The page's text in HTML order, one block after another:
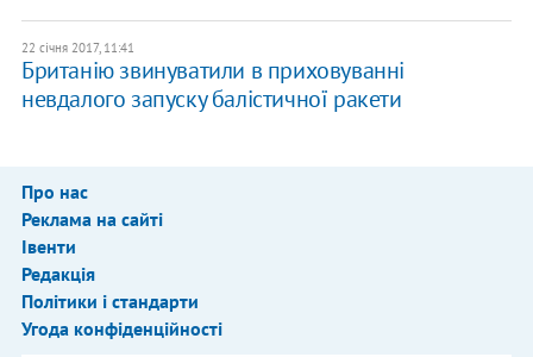
22 січня 2017, 11:41
Британію звинуватили в приховуванні
невдалого запуску балістичної ракети
Про нас
Реклама на сайті
Івенти
Редакція
Політики і стандарти
Угода конфіденційності